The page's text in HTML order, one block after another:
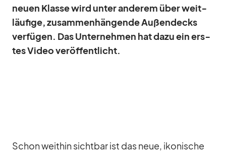
neuen Klasse wird un­ter an­de­rem über weit­
läu­fige, zu­sam­men­hän­gende Au­ßen­decks
ver­fü­gen. Das Un­ter­neh­men hat dazu ein ers­
tes Vi­deo ver­öf­fent­licht.
Schon weit­hin sicht­bar ist das neue, iko­ni­sche